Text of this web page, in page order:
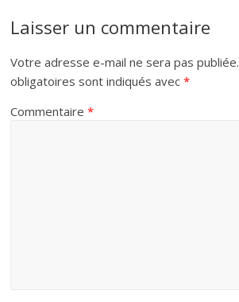
Laisser un commentaire
Votre adresse e-mail ne sera pas publiée.
obligatoires sont indiqués avec*
Commentaire*